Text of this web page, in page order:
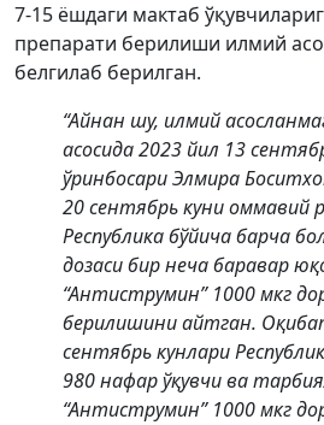
7-15 ёшдаги мактаб
препарати берилиши илмий
белгилаб берилган.
“Айнан шу, илмий
асосида 2023 йил 13
ўринбосари Элмира
20 сентябрь куни оммавий
Республика бўйича барча
дозаси бир неча баравар
“Антиструмин” 1000 мкг
берилишини айтган.
сентябрь кунлари
980 нафар ўқувчи ва
“Антиструмин” 1000 мкг